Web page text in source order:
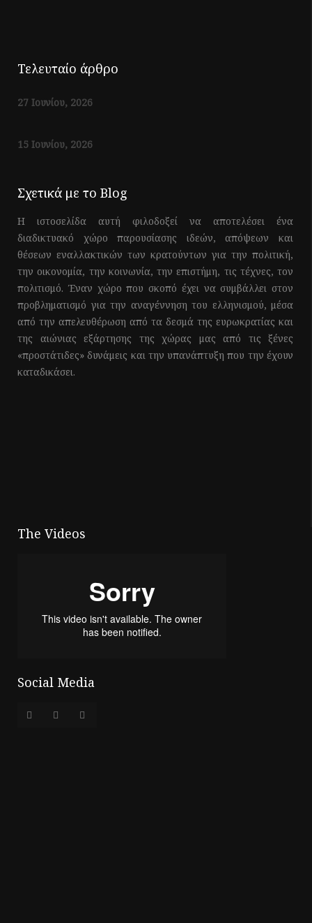
Τελευταίο άρθρο
27 Ιουνίου, 2026
15 Ιουνίου, 2026
Σχετικά με το Blog
Η ιστοσελίδα αυτή φιλοδοξεί να αποτελέσει ένα
διαδικτυακό χώρο παρουσίασης ιδεών, απόψεων και
θέσεων εναλλακτικών των κρατούντων για την πολιτική,
την οικονομία, την κοινωνία, την επιστήμη, τις τέχνες, τον
πολιτισμό. Έναν χώρο που σκοπό έχει να συμβάλλει στον
προβληματισμό για την αναγέννηση του ελληνισμού, μέσα
από την απελευθέρωση από τα δεσμά της ευρωκρατίας και
της αιώνιας εξάρτησης της χώρας μας από τις ξένες
«προστάτιδες» δυνάμεις και την υπανάπτυξη που την έχουν
καταδικάσει.
The Videos
Social Media